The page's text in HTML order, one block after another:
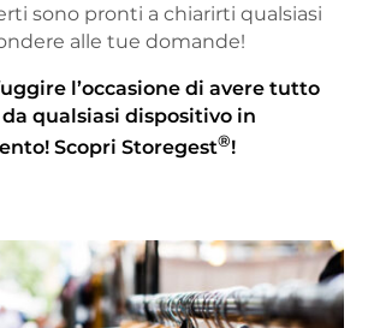
sono pronti a chiarirti qualsiasi
alle tue domande!
l’occasione di avere tutto
qualsiasi dispositivo in
Scopri Storegest®!